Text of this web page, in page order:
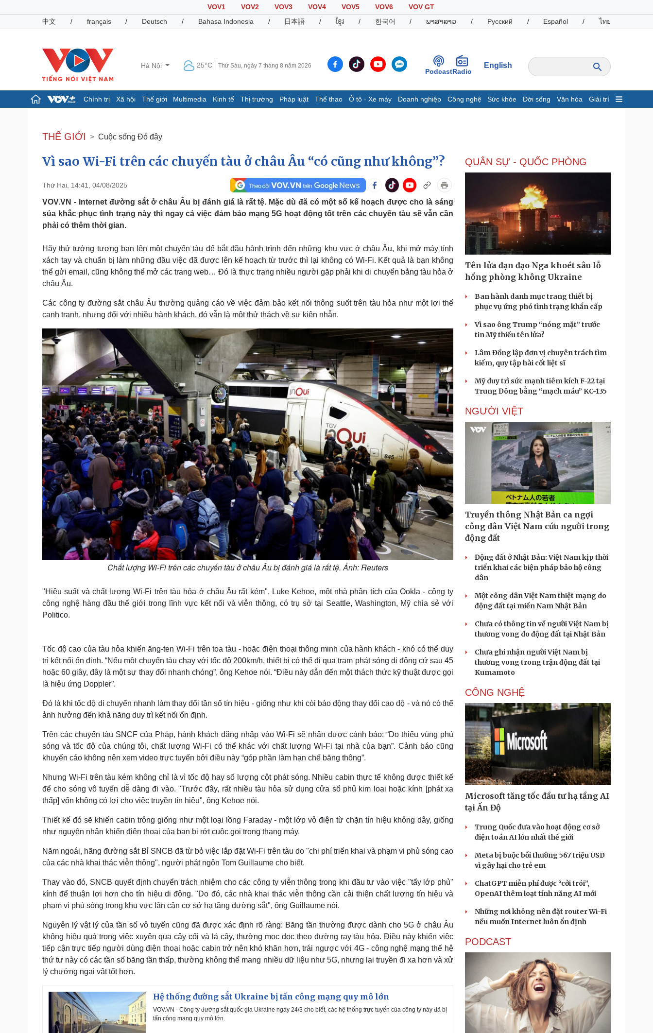
VOV1 VOV2 VOV3 VOV4 VOV5 VOV6
VOV GT
中文
/ français / Deutsch / Bahasa Indonesia / 日本語 / ខ្មែរ / 한국어 / ພາສາລາວ / Русский / Español / ไทย
Hà Nội 25°C Thứ Sáu, ngày 7 tháng 8 năm 2026
PodcastRadio
English
Chính trị Xã hội Thế giới Multimedia Kinh tế Thị trường Pháp luật Thể thao Ô tô - Xe máy Doanh nghiệp Công nghệ Sức khỏe Đời sống Văn hóa Giải trí
Đảng
Tổ chức nhân sự
Nhận diện sự thật
Tin 24h
Dự báo thời tiết
Dấu ấn VOV
Infographic
Chứng khoán
Giá cà phê
Pháp luật
Vụ án
Tin nóng
Quân sự - Quốc phòng
Vũ khí
Thể thao
Bóng đá
eSports
Hậu trường
Ô tô - Xe máy
Ô tô
Doanh nghiệp
Thông tin doanh nghiệp
Doanh nghiệp 24h
Doanh nhân
Vì cộng đồng
Công nghệ
Sành điệu
Tin Công nghệ
Trải nghiệm
Chuyển đổi số
Sức khỏe
Dinh dưỡng - món ngon
Sản phụ khoa
Nhi khoa
Làm đẹp - giảm cân
Phòng mạch online
Ăn sạch sống khỏe
Đời sống
Tình yêu - Gia đình
Văn hóa
Âm nhạc
Di sản
Giải trí
Sao Việt
Du lịch
check-in
Podcast
Câu chuyện thời sự
Đọc truyện đêm khuya
Cửa sổ tình yêu
Hạt giống tâm hồn
Cải chính
THẾ GIỚI Cuộc sống Đó đây
Vì sao Wi-Fi trên các chuyến tàu ở châu Âu “có cũng như không”?
Thứ Hai, 14:41, 04/08/2025
VOV.VN - Internet đường sắt ở châu Âu bị đánh giá là rất tệ. Mặc dù đã có một số kế hoạch được cho là sáng
sủa khắc phục tình trạng này thì ngay cả việc đảm bảo mạng 5G hoạt động tốt trên các chuyến tàu sẽ vẫn cần
phải có thêm thời gian.
Hãy thử tưởng tượng bạn lên một chuyến tàu để bắt đầu hành trình đến những khu vực ở châu Âu, khi mở máy tính
xách tay và chuẩn bị làm những đầu việc đã được lên kế hoạch từ trước thì lại không có Wi-Fi. Kết quả là bạn không
thể gửi email, cũng không thể mở các trang web… Đó là thực trạng nhiều người gặp phải khi di chuyển bằng tàu hỏa ở
châu Âu.
Các công ty đường sắt châu Âu thường quảng cáo về việc đảm bảo kết nối thông suốt trên tàu hỏa như một lợi thế
cạnh tranh, nhưng đối với nhiều hành khách, đó vẫn là một thử thách về sự kiên nhẫn.
Chất lượng Wi-Fi trên các chuyến tàu ở châu Âu bị đánh giá là rất tệ. Ảnh: Reuters
"Hiệu suất và chất lượng Wi-Fi trên tàu hỏa ở châu Âu rất kém", Luke Kehoe, một nhà phân tích của Ookla - công ty
công nghệ hàng đầu thế giới trong lĩnh vực kết nối và viễn thông, có trụ sở tại Seattle, Washington, Mỹ chia sẻ với
Politico.
Tốc độ cao của tàu hỏa khiến ăng-ten Wi-Fi trên toa tàu - hoặc điện thoại thông minh của hành khách - khó có thể duy
trì kết nối ổn định. “Nếu một chuyến tàu chạy với tốc độ 200km/h, thiết bị có thể đi qua trạm phát sóng di động cứ sau 45
hoặc 60 giây, đây là một sự thay đổi nhanh chóng”, ông Kehoe nói. “Điều này dẫn đến một thách thức kỹ thuật được gọi
là hiệu ứng Doppler”.
Đó là khi tốc độ di chuyển nhanh làm thay đổi tần số tín hiệu - giống như khi còi báo động thay đổi cao độ - và nó có thể
ảnh hưởng đến khả năng duy trì kết nối ổn định.
Trên các chuyến tàu SNCF của Pháp, hành khách đăng nhập vào Wi-Fi sẽ nhận được cảnh báo: “Do thiếu vùng phủ
sóng và tốc độ của chúng tôi, chất lượng Wi-Fi có thể khác với chất lượng Wi-Fi tại nhà của bạn”. Cảnh báo cũng
khuyến cáo không nên xem video trực tuyến bởi điều này “góp phần làm hạn chế băng thông”.
Nhưng Wi-Fi trên tàu kém không chỉ là vì tốc độ hay số lượng cột phát sóng. Nhiều cabin thực tế không được thiết kế
để cho sóng vô tuyến dễ dàng đi vào. "Trước đây, rất nhiều tàu hỏa sử dụng cửa sổ phủ kim loại hoặc kính [phát xạ
thấp] vốn không có lợi cho việc truyền tín hiệu", ông Kehoe nói.
Thiết kế đó sẽ khiến cabin trông giống như một loại lồng Faraday - một lớp vỏ điện từ chặn tín hiệu không dây, giống
như nguyên nhân khiến điện thoại của bạn bị rớt cuộc gọi trong thang máy.
Năm ngoái, hãng đường sắt Bỉ SNCB đã từ bỏ việc lắp đặt Wi-Fi trên tàu do "chi phí triển khai và phạm vi phủ sóng cao
của các nhà khai thác viễn thông", người phát ngôn Tom Guillaume cho biết.
Thay vào đó, SNCB quyết định chuyển trách nhiệm cho các công ty viễn thông trong khi đầu tư vào việc "tẩy lớp phủ"
kính để thuận lợi hơn cho tín hiệu di động. "Do đó, các nhà khai thác viễn thông cần cải thiện chất lượng tín hiệu và
phạm vi phủ sóng trong khu vực lân cận cơ sở hạ tầng đường sắt", ông Guillaume nói.
Nguyên lý vật lý của tần số vô tuyến cũng đã được xác định rõ ràng: Băng tần thường được dành cho 5G ở châu Âu
không hiệu quả trong việc xuyên qua cây cối và lá cây, thường mọc dọc theo đường ray tàu hỏa. Điều này khiến việc
tiếp cận trực tiếp người dùng điện thoại hoặc cabin trở nên khó khăn hơn, trái ngược với 4G - công nghệ mạng thế hệ
thứ tư này có các tần số băng tần thấp, thường không thể mang nhiều dữ liệu như 5G, nhưng lại truyền đi xa hơn và xử
lý chướng ngại vật tốt hơn.
Hệ thống đường sắt Ukraine bị tấn công mạng quy mô lớn
VOV.VN - Công ty đường sắt quốc gia Ukraine ngày 24/3 cho biết, các hệ thống trực tuyến của công ty này đã bị
tấn công mạng quy mô lớn.
QUÂN SỰ - QUỐC PHÒNG
Tên lửa đạn đạo Nga khoét sâu lỗ
hổng phòng không Ukraine
Ban hành danh mục trang thiết bị
phục vụ ứng phó tình trạng khẩn cấp
Vì sao ông Trump “nóng mặt” trước
tin Mỹ thiếu tên lửa?
Lâm Đồng lập đơn vị chuyên trách tìm
kiếm, quy tập hài cốt liệt sĩ
Mỹ duy trì sức mạnh tiêm kích F-22 tại
Trung Đông bằng “mạch máu” KC-135
NGƯỜI VIỆT
Truyền thông Nhật Bản ca ngợi
công dân Việt Nam cứu người trong
động đất
Động đất ở Nhật Bản: Việt Nam kịp thời
triển khai các biện pháp bảo hộ công
dân
Một công dân Việt Nam thiệt mạng do
động đất tại miền Nam Nhật Bản
Chưa có thông tin về người Việt Nam bị
thương vong do động đất tại Nhật Bản
Chưa ghi nhận người Việt Nam bị
thương vong trong trận động đất tại
Kumamoto
CÔNG NGHỆ
Microsoft tăng tốc đầu tư hạ tầng AI
tại Ấn Độ
Trung Quốc đưa vào hoạt động cơ sở
điện toán AI lớn nhất thế giới
Meta bị buộc bồi thường 567 triệu USD
vì gây hại cho trẻ em
ChatGPT miễn phí được “cởi trói”,
OpenAI thêm loạt tính năng AI mới
Những nơi không nên đặt router Wi-Fi
nếu muốn Internet luôn ổn định
PODCAST